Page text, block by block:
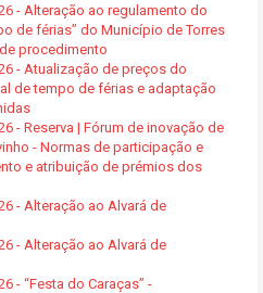
- Alteração ao regulamento do
de férias” do Município de Torres
procedimento
- Atualização de preços do
de tempo de férias e adaptação
- Reserva | Fórum de inovação de
- Normas de participação e
e atribuição de prémios dos
- Alteração ao Alvará de
- Alteração ao Alvará de
- “Festa do Caraças” -